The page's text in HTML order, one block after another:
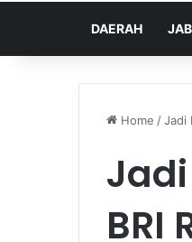
DAERAH
Home /Jadi
Jadi
BRI